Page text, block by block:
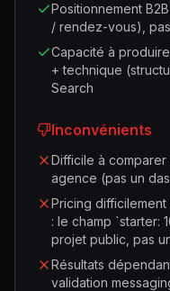
Positionnement
/ rendez-vous),
Capacité à
+ technique
Search
Inconvénients
Difficile à comparer
agence (pas un
Pricing
: le champ `starter:
projet public, pas
Résultats
validation